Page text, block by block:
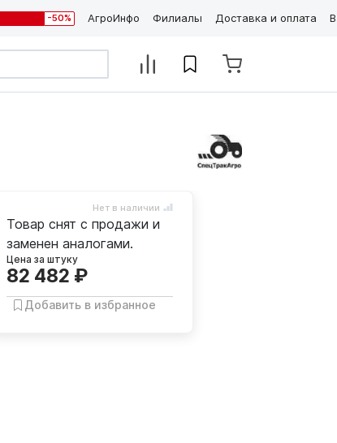
-50% АгроИнфо Филиалы Доставка и оплата
Нет в наличии
Товар снят с продажи и
заменен аналогами.
Цена за штуку
82 482 ₽
Добавить в избранное